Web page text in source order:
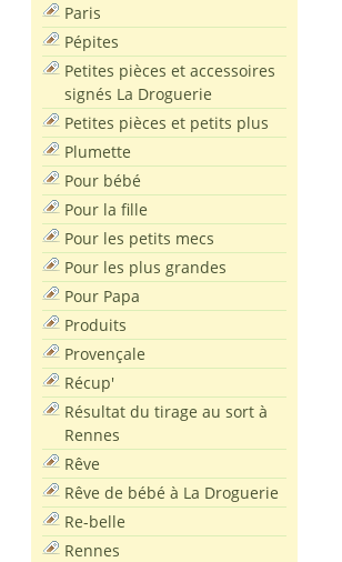
Paris
Pépites
Petites pièces et accessoires
signés La Droguerie
Petites pièces et petits plus
Plumette
Pour bébé
Pour la fille
Pour les petits mecs
Pour les plus grandes
Pour Papa
Produits
Provençale
Récup'
Résultat du tirage au sort à
Rennes
Rêve
Rêve de bébé à La Droguerie
Re-belle
Rennes